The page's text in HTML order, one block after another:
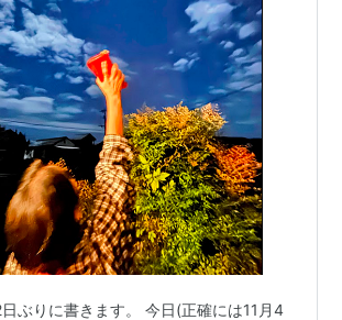
ぶりに書きます。 今日(正確には11月4